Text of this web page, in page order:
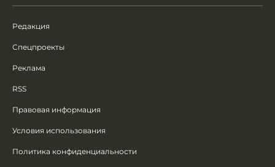
Редакция
Спецпроекты
Реклама
RSS
Правовая информация
Условия использования
Политика конфиденциальности